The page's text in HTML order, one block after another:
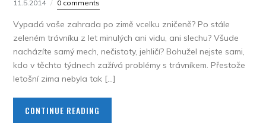
11.5.2014 0 comments
Vypadá vaše zahrada po zimě vcelku zničeně? Po stále
zeleném trávníku z let minulých ani vidu, ani slechu? Všude
nacházíte samý mech, nečistoty, jehličí? Bohužel nejste sami,
kdo v těchto týdnech zažívá problémy s trávníkem. Přestože
letošní zima nebyla tak […]
CONTINUE READING